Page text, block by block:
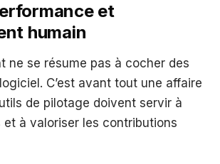
et
humain
ne se résume pas à cocher des
C’est avant tout une affaire
de pilotage doivent servir à
et à valoriser les contributions